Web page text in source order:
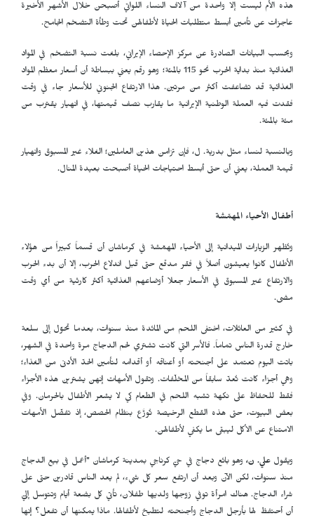
هذه الأم ليست إلا واحدة من آلاف النساء اللواتي أصبحن خلال الأشهر الأخيرة
عاجزات عن تأمين أبسط متطلبات الحياة لأطفالهن تحت وطأة التضخم الجامح.
وبحسب البيانات الصادرة عن مركز الإحصاء الإيراني، بلغت نسبة التضخم في المواد
الغذائية منذ بداية الحرب نحو 115 بالمئة؛ وهو رقم يعني ببساطة أن أسعار معظم المواد
الغذائية قد تضاعفت أكثر من مرتين. هذا الارتفاع الجنوني للأسعار جاء في وقت
فقدت فيه العملة الوطنية الإيرانية ما يقارب نصف قيمتها، في انهيار يقترب من
مئة بالمئة.
وبالنسبة لنساء مثل بدرية. ل، فإن تزامن هذين العاملين؛ الغلاء غير المسبوق وانهيار
قيمة العملة، يعني أن حتى أبسط احتياجات الحياة أصبحت بعيدة المنال.
أطفال الأحياء المهمّشة
وتُظهر الزيارات الميدانية إلى الأحياء المهمّشة في كرماشان أن قسماً كبيراً من هؤلاء
الأطفال كانوا يعيشون أصلاً في فقر مدقع حتى قبل اندلاع الحرب، إلا أن بدء الحرب
والارتفاع غير المسبوق في الأسعار جعلا أوضاعهم الغذائية أكثر كارثية من أي وقت
مضى.
في كثير من العائلات، اختفى اللحم من المائدة منذ سنوات، بعدما تحوّل إلى سلعة
خارج قدرة الناس تماماً. فالأسر التي كانت تشتري لحم الدجاج مرة واحدة في الشهر،
باتت اليوم تعتمد على أجنحته أو أعناقه أو أقدامه لتأمين الحدّ الأدنى من الغذاء؛
وهي أجزاء كانت تُعدّ سابقاً من المخلّفات. وتقول الأمهات إنهن يشترين هذه الأجزاء
فقط للحفاظ على نكهة تشبه اللحم في الطعام كي لا يشعر الأطفال بالحرمان. وفي
بعض البيوت، حتى هذه القطع الرخيصة تُوزَّع بنظام الحصص، إذ تفضّل الأمهات
الامتناع عن الأكل ليبقى ما يكفي لأطفالهن.
ويقولعلي. ن، وهو بائع دجاج في حيّ كرناجي بمدينة كرماشان "أعمل في بيع الدجاج
منذ سنوات، لكن الآن وبعد أن ارتفع سعر كل شيء، لم يعد الناس قادرين حتى على
شراء الدجاج. هناك امرأة توفي زوجها ولديها طفلان، تأتي كل بضعة أيام وتتوسل إليّ
أن أحتفظ لها بأرجل الدجاج وأجنحته لتطبخ لأطفالها. ماذا يمكنها أن تفعل؟ إنها